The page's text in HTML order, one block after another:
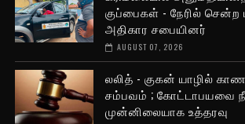
குப்பைகள் - நேரில் சென்ற
அதிகார சபையினர்
AUGUST 07, 2026
லலித் - குகன் யாழில்
சம்பவம் ; கோட்டாபயவை
முன்னிலையாக உத்தரவு